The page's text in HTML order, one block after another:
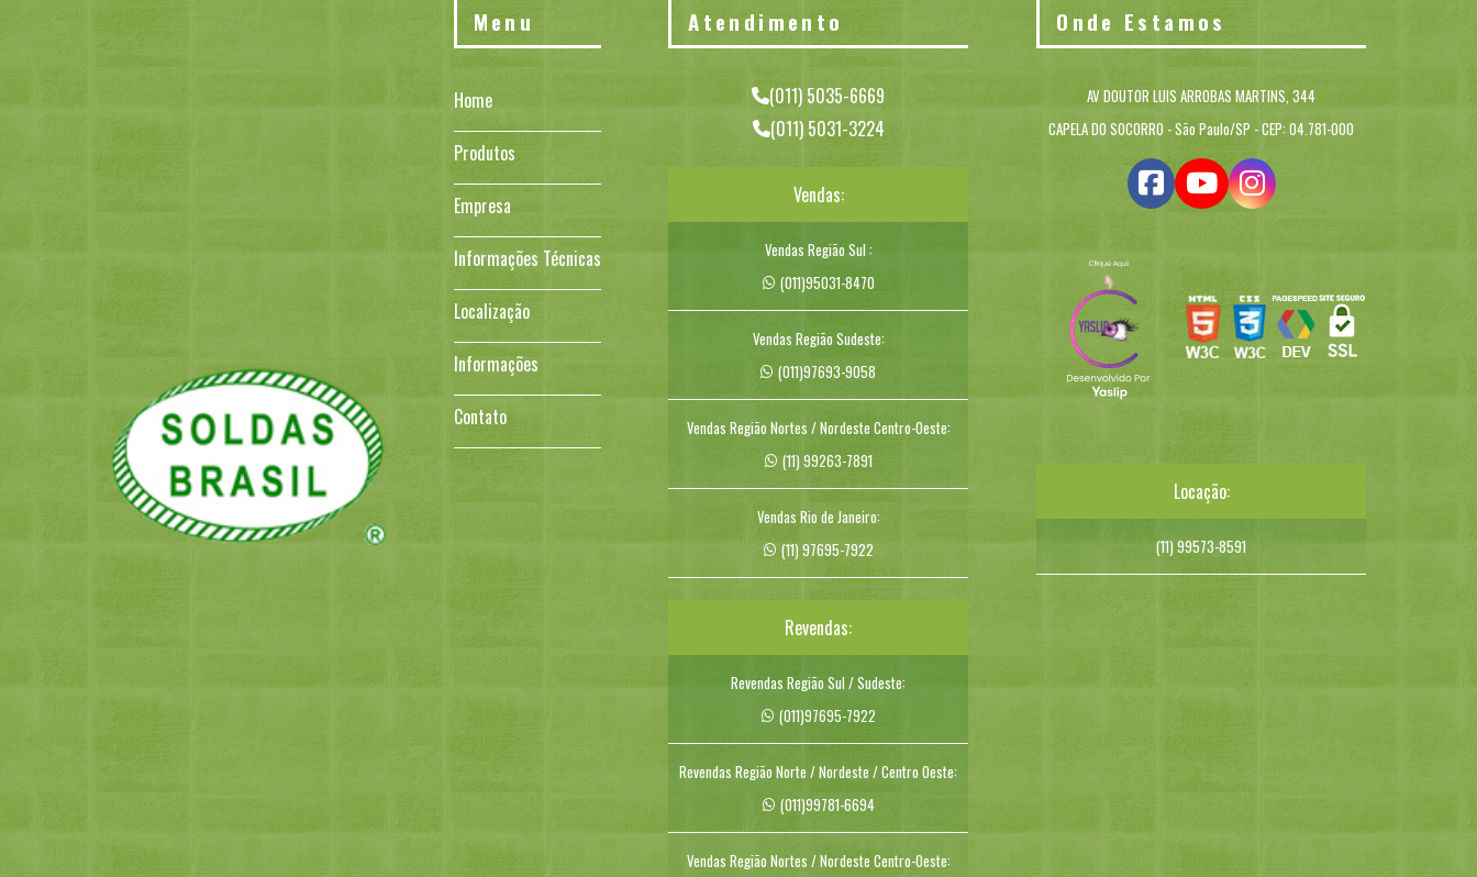
Menu
Home
Produtos
Empresa
Informações Técnicas
Localização
Informações
Contato
Atendimento
(011) 5035-6669
(011) 5031-3224
Vendas:
Vendas Região Sul :
(011)95031-8470
Vendas Região Sudeste:
(011)97693-9058
Vendas Região Nortes / Nordeste Centro-Oeste:
(11) 99263-7891
Vendas Rio de Janeiro:
(11) 97695-7922
Revendas:
Revendas Região Sul / Sudeste:
(011)97695-7922
Revendas Região Norte / Nordeste / Centro Oeste:
(011)99781-6694
Vendas Região Nortes / Nordeste Centro-Oeste:
Onde Estamos
AV DOUTOR LUIS ARROBAS MARTINS, 344
CAPELA DO SOCORRO - São Paulo/SP - CEP: 04.781-000
Locação:
(11) 99573-8591